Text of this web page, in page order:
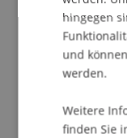
wiederfindet -
heutige
Darüber
bestehende
hingegen
und
werden.
Weitere
finden Sie